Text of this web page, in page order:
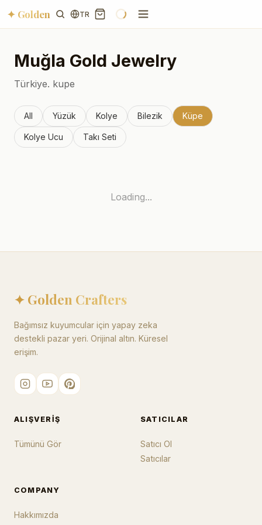
✦ Golden TR
Muğla Gold Jewelry
Türkiye. kupe
All Yüzük Kolye Bilezik Küpe
Kolye Ucu Takı Seti
Loading...
✦ Golden Crafters
Bağımsız kuyumcular için yapay zeka
destekli pazar yeri. Orijinal altın. Küresel
erişim.
ALIŞVERIŞ
Tümünü Gör
SATICILAR
Satıcı Ol
Satıcılar
COMPANY
Hakkımızda